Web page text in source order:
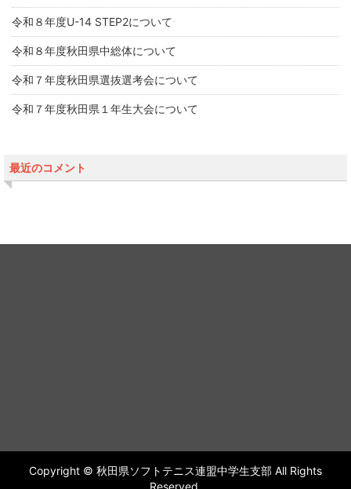
令和８年度U-14 STEP2について
令和８年度秋田県中総体について
令和７年度秋田県選抜選考会について
令和７年度秋田県１年生大会について
最近のコメント
Copyright © 秋田県ソフトテニス連盟中学生支部 All Rights
Reserved.